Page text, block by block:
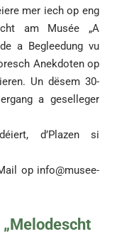
mer iech op eng
am Musée „A
a Begleedung vu
Anekdoten op
Un dësem 30-
a geselleger
d’Plazen si
op info@musee-